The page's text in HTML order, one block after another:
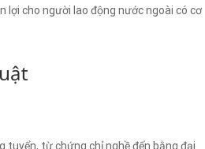
lợi cho người lao động nước ngoài có cơ
tuyển, từ chứng chỉ nghề đến bằng đại